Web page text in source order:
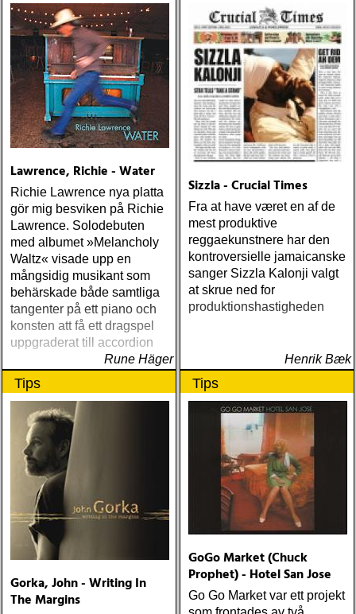
Lawrence, Richie - Water
Richie Lawrence nya platta
gör mig besviken på Richie
Lawrence. Solodebuten
med albumet »Melancholy
Waltz« visade upp en
mångsidig musikant som
behärskade både samtliga
tangenter på ett piano och
konsten att få ett dragspel
uppgraderat till accordion
Rune Häger
Sizzla - Crucial Times
Fra at have været en af de
mest produktive
reggaekunstnere har den
kontroversielle jamaicanske
sanger Sizzla Kalonji valgt
at skrue ned for
produktionshastigheden
Henrik Bæk
Tips
Gorka, John - Writing In
The Margins
Tips
GoGo Market (Chuck
Prophet) - Hotel San Jose
Go Go Market var ett projekt